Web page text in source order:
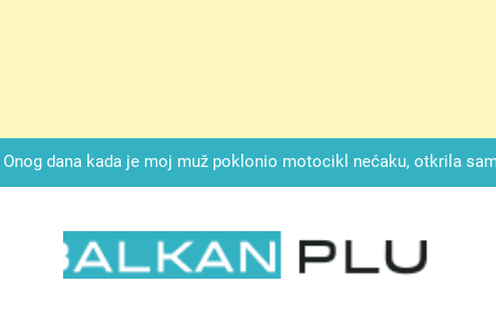
Onog dana kada je moj muž poklonio motocikl nećaku, otkrila
SAM ČAŠU: BIO JE SIN ŽENE ZA KOJU SU
mi je svekrva čupala infuziju i šaptala da umrem kako bi se
nije znala da je ispod zavoja ostao gumb koji je snimao svaku